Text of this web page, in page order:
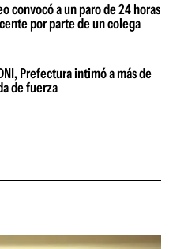
convocó a un paro de 24 horas
por parte de un colega
Prefectura intimó a más de
de fuerza